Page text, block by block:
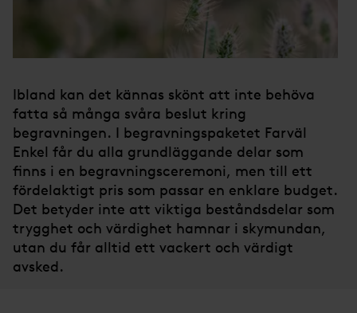
Ibland kan det kännas skönt att inte behöva
fatta så många svåra beslut kring
begravningen. I begravningspaketet Farväl
Enkel får du alla grundläggande delar som
finns i en begravningsceremoni, men till ett
fördelaktigt pris som passar en enklare budget.
Det betyder inte att viktiga beståndsdelar som
trygghet och värdighet hamnar i skymundan,
utan du får alltid ett vackert och värdigt
avsked.